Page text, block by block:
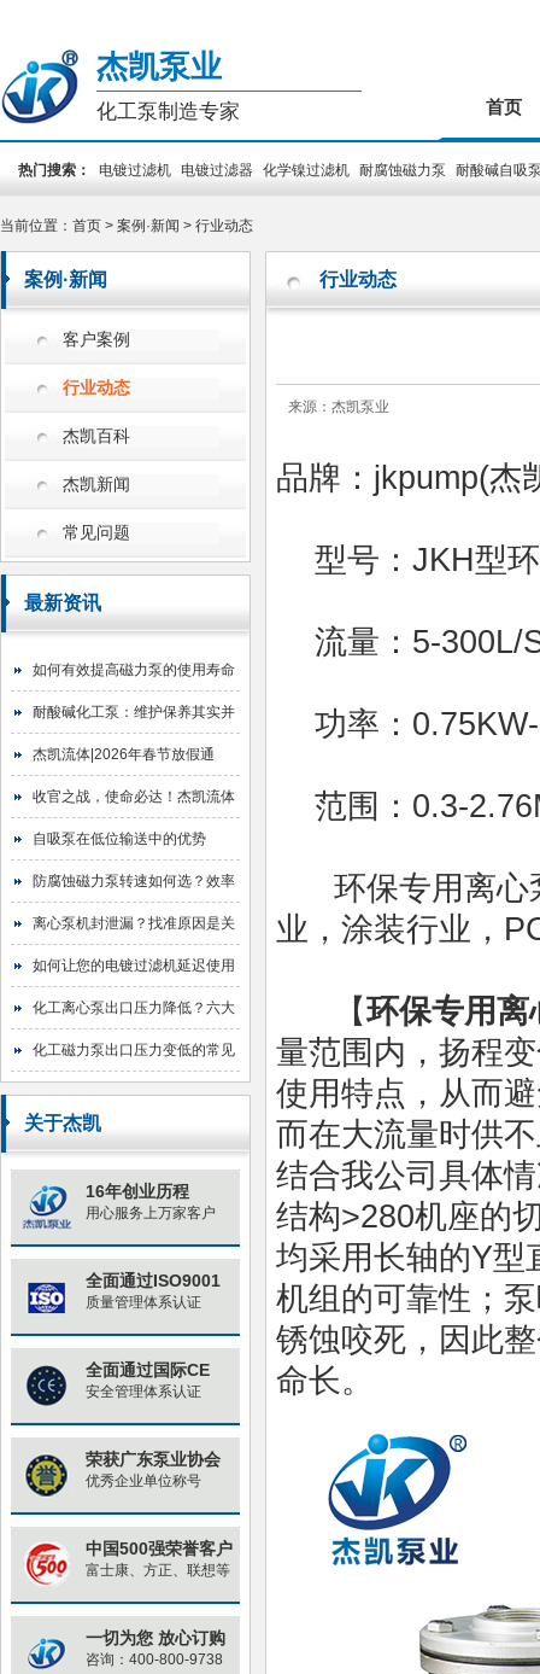
杰凯泵业
化工泵制造专家 首页
热门搜索： 电镀过滤机 电镀过滤器 化学镍过滤机 耐腐蚀磁力泵
耐酸碱自吸
当前位置： 首页 > 案例·新闻 > 行业动态
案例·新闻
客户案例
行业动态
杰凯百科
杰凯新闻
常见问题
最新资讯
如何有效提高磁力泵的使用寿命
耐酸碱化工泵：维护保养其实并
不难
杰凯流体|2026年春节放假通
知！
收官之战，使命必达！杰凯流体
2025年目标圆满达成
自吸泵在低位输送中的优势
防腐蚀磁力泵转速如何选？效率
与寿命的平衡艺术
离心泵机封泄漏？找准原因是关
键！
如何让您的电镀过滤机延迟使用
寿命
化工离心泵出口压力降低？六大
原因与排查指南
化工磁力泵出口压力变低的常见
原因与对策
关于杰凯
16年创业历程
用心服务上万家客户
全面通过ISO9001
质量管理体系认证
全面通过国际CE
安全管理体系认证
荣获广东泵业协会
优秀企业单位称号
中国500强荣誉客户
富士康、方正、联想等
一切为您 放心订购
咨询：400-800-9738
行业动态
来源：杰凯泵业
品牌：jkpump(杰
型号： JKH型
流量： 5-300L/
功率：
范围： 0.3-
环保专用离心
业，涂装行业，
【环保专用离
量范围内，扬程
使用特点，从而
而在大流量时供
结合我公司具体
结构>280机座的
均采用长轴的Y型
机组的可靠性；
锈蚀咬死，因此
命长。